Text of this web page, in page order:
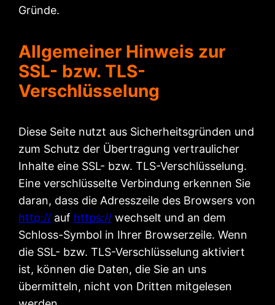
Gründe.
Allgemeiner Hinweis zur
SSL- bzw. TLS-
Verschlüsselung
Diese Seite nutzt aus Sicherheitsgründen und
zum Schutz der Übertragung vertraulicher
Inhalte eine SSL- bzw. TLS-Verschlüsselung.
Eine verschlüsselte Verbindung erkennen Sie
daran, dass die Adresszeile des Browsers von
http:// auf https:// wechselt und an dem
Schloss-Symbol in Ihrer Browserzeile. Wenn
die SSL- bzw. TLS-Verschlüsselung aktiviert
ist, können die Daten, die Sie an uns
übermitteln, nicht von Dritten mitgelesen